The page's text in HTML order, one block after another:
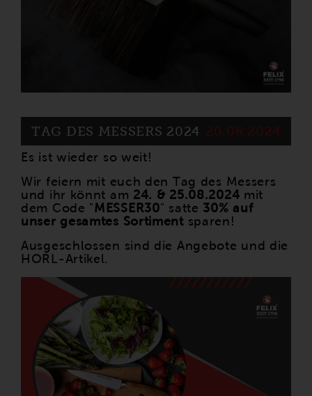
20.08.2024
TAG DES MESSERS 2024
Es ist wieder so weit!
Wir feiern mit euch den Tag des Messers
und ihr könnt am 24. & 25.08.2024 mit
dem Code "MESSER30" satte 30% auf
unser gesamtes Sortimentsparen!
Ausgeschlossen sind die Angebote und die
HORL-Artikel.